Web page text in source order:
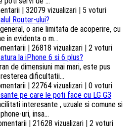
| 32079 vizualizari | 5 voturi
Router-ului?
o arie limitata de acoperire, cu
in evidenta o m...
| 26818 vizualizari | 2 voturi
la iPhone 6 si 6 plus?
de dimensiuni mai mari, este pus
dificultatii...
| 22764 vizualizari | 0 voturi
pe care le poti face cu LG G3
interesante , uzuale si comune si
uri, insa...
| 21628 vizualizari | 2 voturi